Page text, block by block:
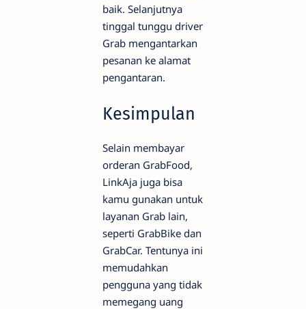
baik. Selanjutnya
tinggal tunggu driver
Grab mengantarkan
pesanan ke alamat
pengantaran.
Kesimpulan
Selain membayar
orderan GrabFood,
LinkAja juga bisa
kamu gunakan untuk
layanan Grab lain,
seperti GrabBike dan
GrabCar. Tentunya ini
memudahkan
pengguna yang tidak
memegang uang